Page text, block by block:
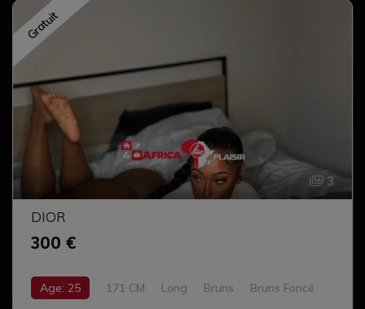
Gratuit
3
DIOR
300 €
Age: 25 171 CM Long Bruns
Bruns Foncé